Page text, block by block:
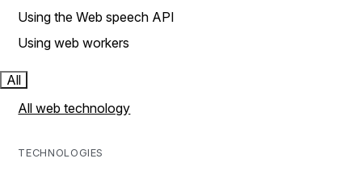
Using the Web speech API
Using web workers
All
All web technology
TECHNOLOGIES